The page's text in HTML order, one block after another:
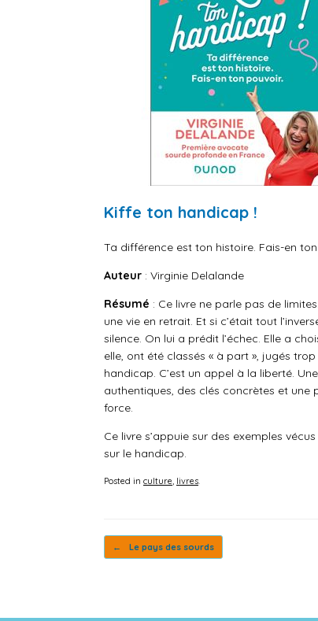
Kiffe ton handicap !
Ta différence est ton histoire. Fais-en
Auteur : Virginie Delalande
Résumé : Ce livre ne parle pas de
une vie en retrait. Et si c’était tout
silence. On lui a prédit l’échec. Elle a
elle, ont été classés « à part », jugés
handicap. C’est un appel à la liberté.
authentiques, des clés concrètes et
force.
Ce livre s’appuie sur des exemples
sur le handicap.
Posted in culture, livres.
Post navigation
← Le pays des sourds